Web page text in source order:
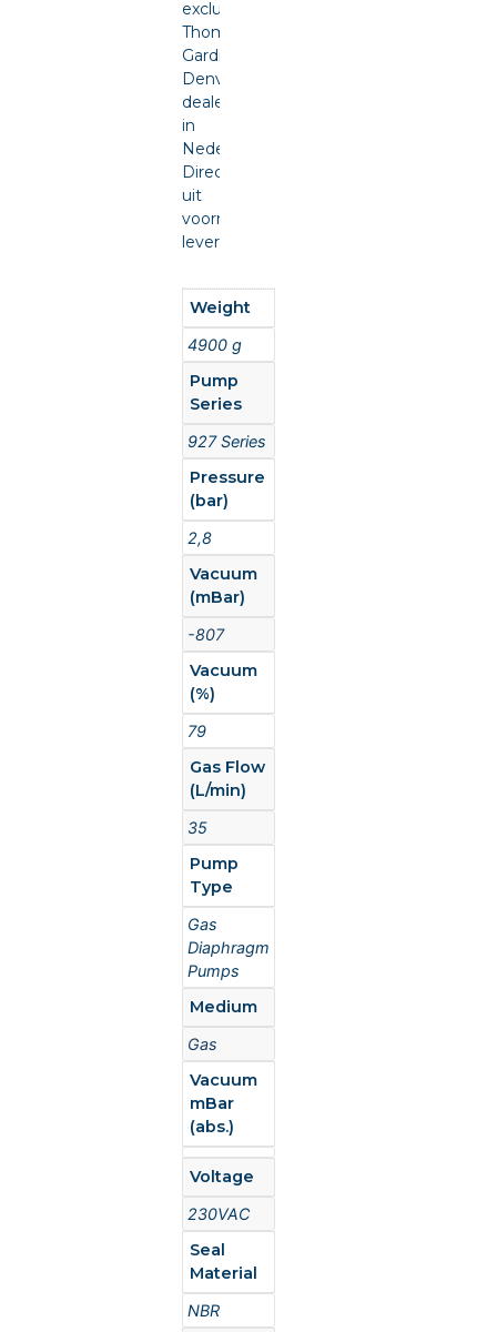
exclusief
Thomas
Gardner
Denver
dealer
in
Nederland.
Direct
uit
voorraad
leverbaar.
Weight
4900 g
Pump
Series
927 Series
Pressure
(bar)
2,8
Vacuum
(mBar)
-807
Vacuum
(%)
79
Gas Flow
(L/min)
35
Pump
Type
Gas
Diaphragm
Pumps
Medium
Gas
Vacuum
mBar
(abs.)
Voltage
230VAC
Seal
Material
NBR